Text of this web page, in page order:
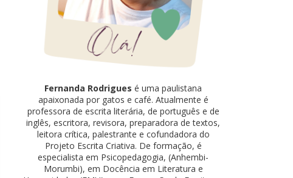
Fernanda Rodrigues é uma paulistana
apaixonada por gatos e café. Atualmente é
professora de escrita literária, de português e de
inglês, escritora, revisora, preparadora de textos,
leitora crítica, palestrante e cofundadora do
Projeto Escrita Criativa. De formação, é
especialista em Psicopedagogia, (Anhembi-
Morumbi), em Docência em Literatura e